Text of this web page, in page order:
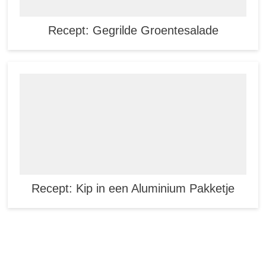
Recept: Gegrilde Groentesalade
Recept: Kip in een Aluminium Pakketje